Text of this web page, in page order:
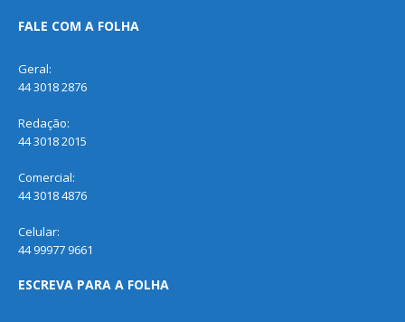
FALE COM A FOLHA
Geral:
44 3018 2876
Redação:
44 3018 2015
Comercial:
44 3018 4876
Celular:
44 99977 9661
ESCREVA PARA A FOLHA